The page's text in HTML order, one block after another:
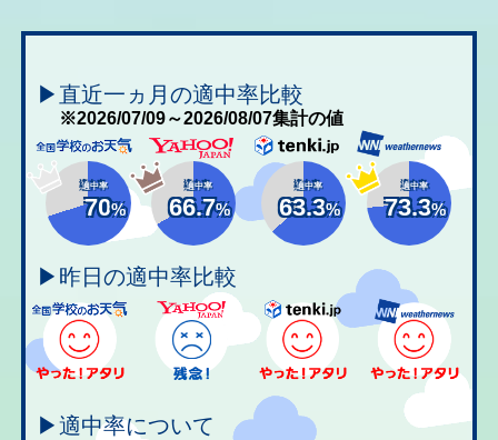
▶直近一ヵ月の適中率比較
※2026/07/09～2026/08/07集計の値
適中率
70%
適中率
66.7%
適中率
63.3%
適中率
73.3%
▶昨日の適中率比較
▶適中率について